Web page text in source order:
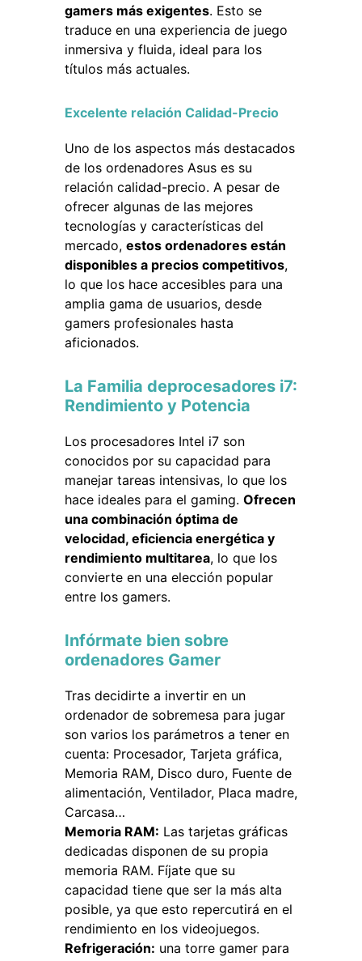
gamers más exigentes. Esto se
traduce en una experiencia de juego
inmersiva y fluida, ideal para los
títulos más actuales.
Excelente relación Calidad-Precio
Uno de los aspectos más destacados
de los ordenadores Asus es su
relación calidad-precio. A pesar de
ofrecer algunas de las mejores
tecnologías y características del
mercado, estos ordenadores están
disponibles a precios competitivos,
lo que los hace accesibles para una
amplia gama de usuarios, desde
gamers profesionales hasta
aficionados.
La Familia deprocesadores i7:
Rendimiento y Potencia
Los procesadores Intel i7 son
conocidos por su capacidad para
manejar tareas intensivas, lo que los
hace ideales para el gaming. Ofrecen
una combinación óptima de
velocidad, eficiencia energética y
rendimiento multitarea, lo que los
convierte en una elección popular
entre los gamers.
Infórmate bien sobre
ordenadores Gamer
Tras decidirte a invertir en un
ordenador de sobremesa para jugar
son varios los parámetros a tener en
cuenta: Procesador, Tarjeta gráfica,
Memoria RAM, Disco duro, Fuente de
alimentación, Ventilador, Placa madre,
Carcasa…
Memoria RAM: Las tarjetas gráficas
dedicadas disponen de su propia
memoria RAM. Fíjate que su
capacidad tiene que ser la más alta
posible, ya que esto repercutirá en el
rendimiento en los videojuegos.
Refrigeración: una torre gamer para